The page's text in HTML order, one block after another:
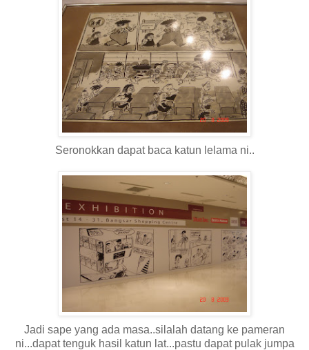
Seronokkan dapat baca katun lelama ni..
Jadi sape yang ada masa..silalah datang ke pameran
ni...dapat tenguk hasil katun lat...pastu dapat pulak jumpa